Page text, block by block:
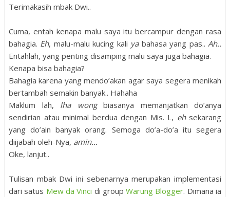
Terimakasih mbak Dwi..
Cuma, entah kenapa malu saya itu bercampur dengan rasa
bahagia. Eh, malu-malu kucing kali yabahasa yang pas.. Ah..
Entahlah, yang penting disamping malu saya juga bahagia.
Kenapa bisa bahagia?
Bahagia karena yang mendo’akan agar saya segera menikah
bertambah semakin banyak.. Hahaha
Maklum lah, lha wongbiasanya memanjatkan do’anya
sendirian atau minimal berdua dengan Mis. L, eh sekarang
yang do’ain banyak orang. Semoga do’a-do’a itu segera
diijabah oleh-Nya, amin...
Oke, lanjut..
Tulisan mbak Dwi ini sebenarnya merupakan implementasi
dari satus Mew da Vinci di groupWarung Blogger. Dimana ia